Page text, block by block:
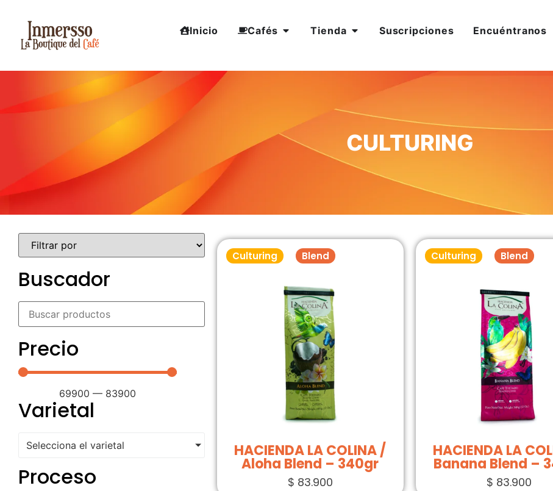
Inicio Cafés Tienda Suscripciones Encuéntranos
CULTURING
Buscador
Precio
69900 — 83900
Varietal
Selecciona el varietal
Proceso
Culturing Blend
HACIENDA LA COLINA /
Aloha Blend – 340gr
$ 83.900
Culturing Blend
HACIENDA LA
Banana Blend –
$ 83.900